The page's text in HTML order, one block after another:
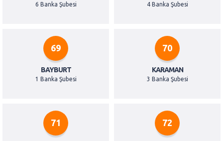
6 Banka Şubesi 4 Banka Şubesi
69
BAYBURT
1 Banka Şubesi
70
KARAMAN
3 Banka Şubesi
71 72